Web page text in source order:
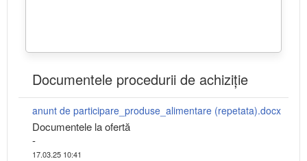
Documentele procedurii de achiziție
anunt de participare_produse_alimentare (repetata).docx
Documentele la ofertă
-
17.03.25 10:41